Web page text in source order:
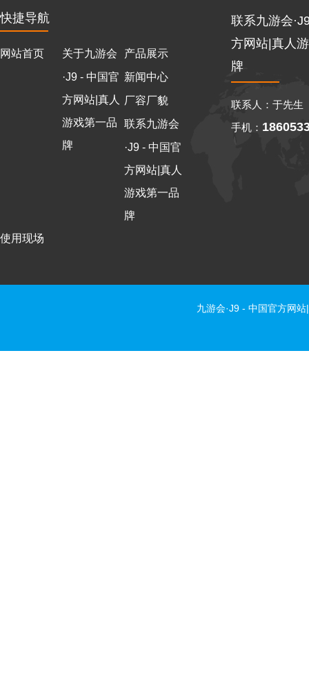
快捷导航
网站首页 关于九游会
·J9 - 中国官
方网站|真人
游戏第一品
牌
产品展示
新闻中心
厂容厂貌
联系九游会
·J9 - 中国官
方网站|真人
游戏第一品
牌
使用现场
联系九游会
方网站|真人
牌
联系人：于先生
手机：
九游会·J9 - 中国官方网站|